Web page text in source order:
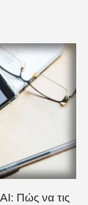
Πώς να τις